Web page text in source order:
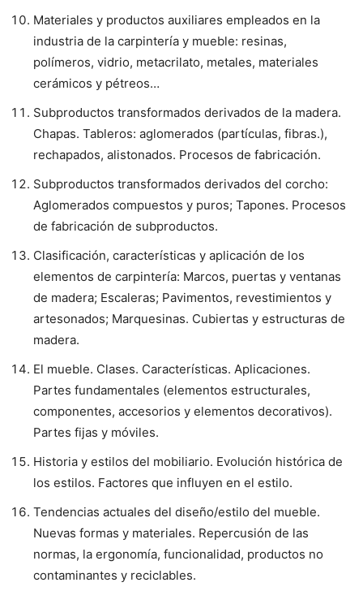
Materiales y productos auxiliares empleados en la
industria de la carpintería y mueble: resinas,
polímeros, vidrio, metacrilato, metales, materiales
cerámicos y pétreos…
Subproductos transformados derivados de la madera.
Chapas. Tableros: aglomerados (partículas, fibras.),
rechapados, alistonados. Procesos de fabricación.
Subproductos transformados derivados del corcho:
Aglomerados compuestos y puros; Tapones. Procesos
de fabricación de subproductos.
Clasificación, características y aplicación de los
elementos de carpintería: Marcos, puertas y ventanas
de madera; Escaleras; Pavimentos, revestimientos y
artesonados; Marquesinas. Cubiertas y estructuras de
madera.
El mueble. Clases. Características. Aplicaciones.
Partes fundamentales (elementos estructurales,
componentes, accesorios y elementos decorativos).
Partes fijas y móviles.
Historia y estilos del mobiliario. Evolución histórica de
los estilos. Factores que influyen en el estilo.
Tendencias actuales del diseño/estilo del mueble.
Nuevas formas y materiales. Repercusión de las
normas, la ergonomía, funcionalidad, productos no
contaminantes y reciclables.